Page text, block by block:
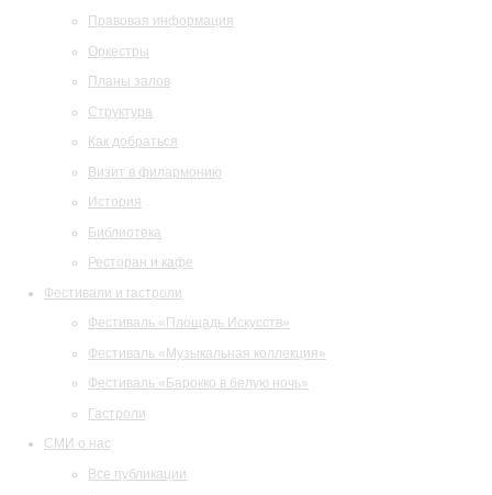
Правовая информация
Оркестры
Планы залов
Структура
Как добраться
Визит в филармонию
История
Библиотека
Ресторан и кафе
Фестивали и гастроли
Фестиваль «Площадь Искусств»
Фестиваль «Музыкальная коллекция»
Фестиваль «Барокко в белую ночь»
Гастроли
СМИ о нас
Все публикации